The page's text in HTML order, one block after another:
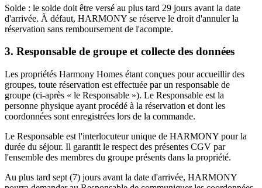
Solde : le solde doit être versé au plus tard 29 jours avant la date
d'arrivée. À défaut, HARMONY se réserve le droit d'annuler la
réservation sans remboursement de l'acompte.
3. Responsable de groupe et collecte des données
Les propriétés Harmony Homes étant conçues pour accueillir des
groupes, toute réservation est effectuée par un responsable de
groupe (ci-après « le Responsable »). Le Responsable est la
personne physique ayant procédé à la réservation et dont les
coordonnées sont enregistrées lors de la commande.
Le Responsable est l'interlocuteur unique de HARMONY pour la
durée du séjour. Il garantit le respect des présentes CGV par
l'ensemble des membres du groupe présents dans la propriété.
Au plus tard sept (7) jours avant la date d'arrivée, HARMONY